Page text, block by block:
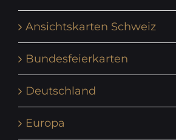
Ansichtskarten Schweiz
Bundesfeierkarten
Deutschland
Europa